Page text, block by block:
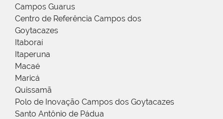
Campos Guarus
Centro de Referência Campos dos
Goytacazes
Itaboraí
Itaperuna
Macaé
Maricá
Quissamã
Polo de Inovação Campos dos Goytacazes
Santo Antônio de Pádua